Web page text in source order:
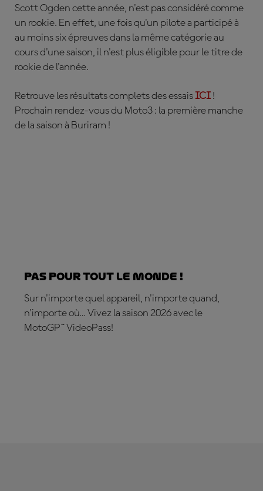
Scott Ogden cette année, n'est pas considéré comme
un rookie. En effet, une fois qu'un pilote a participé à
au moins six épreuves dans la même catégorie au
cours d'une saison, il n'est plus éligible pour le titre de
rookie de l'année.
Retrouve les résultats complets des essaisICI !
Prochain rendez-vous du Moto3 : la première manche
de la saison à Buriram !
Pas pour tout le monde !
Sur n'importe quel appareil, n'importe quand,
n'importe où… Vivez la saison 2026 avec le
MotoGP™ VideoPass!